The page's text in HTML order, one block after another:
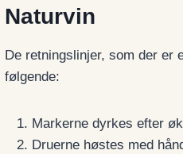
Naturvin
De retningslinjer, som der er
følgende:
Markerne dyrkes efter
Druerne høstes med